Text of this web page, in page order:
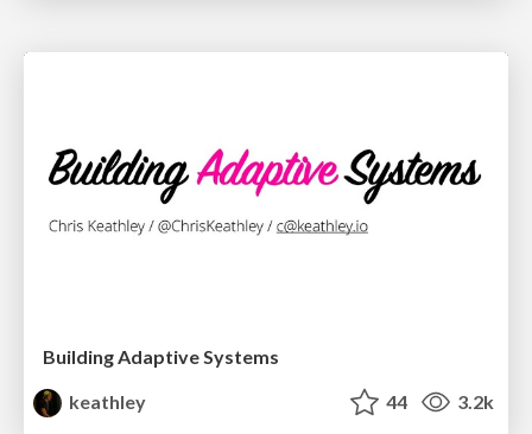
Building Adaptive Systems
keathley
44 3.2k